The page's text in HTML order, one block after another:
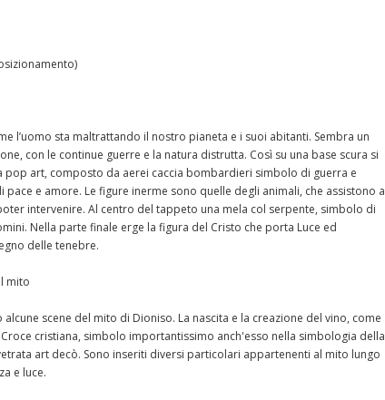
l’uomo sta maltrattando il nostro pianeta e i suoi abitanti. Sembra un
con le continue guerre e la natura distrutta. Così su una base scura si
art, composto da aerei caccia bombardieri simbolo di guerra e
e amore. Le figure inerme sono quelle degli animali, che assistono a
intervenire. Al centro del tappeto una mela col serpente, simbolo di
Nella parte finale erge la figura del Cristo che porta Luce ed
delle tenebre.
mito
scene del mito di Dioniso. La nascita e la creazione del vino, come
cristiana, simbolo importantissimo anch'esso nella simbologia della
art decò. Sono inseriti diversi particolari appartenenti al mito lungo
e luce.